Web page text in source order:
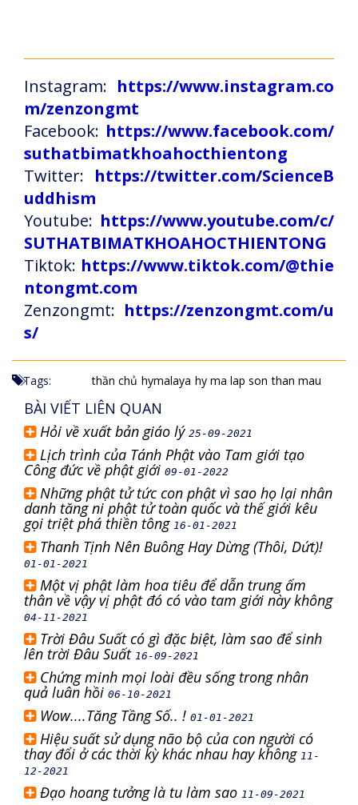
Instagram: https://www.instagram.co
m/zenzongmt
Facebook: https://www.facebook.com/
suthatbimatkhoahocthientong
Twitter: https://twitter.com/ScienceB
uddhism
Youtube: https://www.youtube.com/c/
SUTHATBIMATKHOAHOCTHIENTONG
Tiktok: https://www.tiktok.com/@thie
ntongmt.com
Zenzongmt: https://zenzongmt.com/u
s/
Tags: thần chủ hymalaya hy ma lap son than mau
BÀI VIẾT LIÊN QUAN
Hỏi về xuất bản giáo lý 25-09-2021
Lịch trình của Tánh Phật vào Tam giới tạo
Công đức về phật giới 09-01-2022
Những phật tử tức con phật vì sao họ lại nhân
danh tăng ni phật tử toàn quốc và thế giới kêu
gọi triệt phá thiền tông 16-01-2021
Thanh Tịnh Nên Buông Hay Dừng (Thôi, Dứt)!
01-01-2021
Một vị phật làm hoa tiêu để dẫn trung ấm
thân về vậy vị phật đó có vào tam giới này không
04-11-2021
Trời Đâu Suất có gì đặc biệt, làm sao để sinh
lên trời Đâu Suất 16-09-2021
Chứng minh mọi loài đều sống trong nhân
quả luân hồi 06-10-2021
Wow....Tăng Tầng Số.. ! 01-01-2021
Hiệu suất sử dụng não bộ của con người có
thay đổi ở các thời kỳ khác nhau hay không 11-
12-2021
Đạo hoang tưởng là tu làm sao 11-09-2021